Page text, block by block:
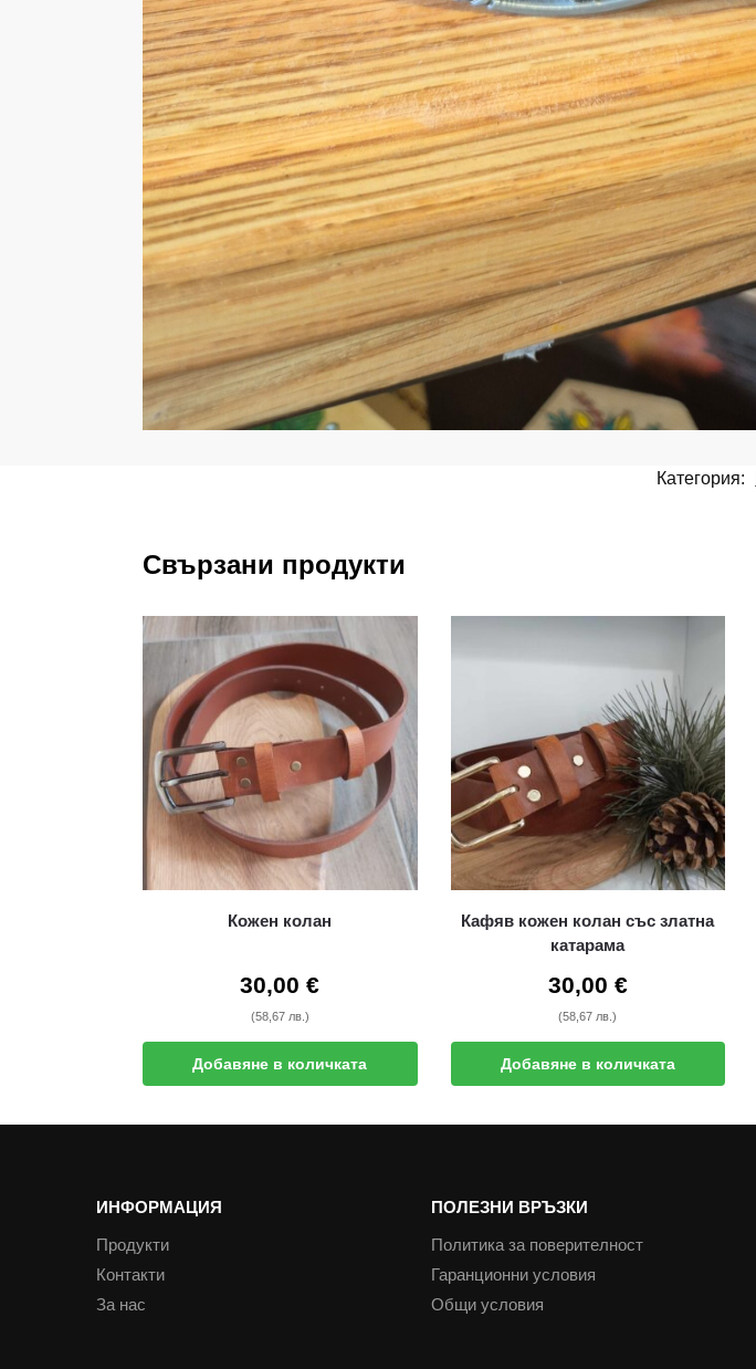
Категория:
Свързани продукти
Кожен колан
30,00€
(58,67 лв.)
Добавяне в количката
Кафяв кожен колан със златна
катарама
30,00 €
(58,67 лв.)
Добавяне в количката
ИНФОРМАЦИЯ
Продукти
Контакти
За нас
ПОЛЕЗНИ ВРЪЗКИ
Политика за поверителност
Гаранционни условия
Общи условия